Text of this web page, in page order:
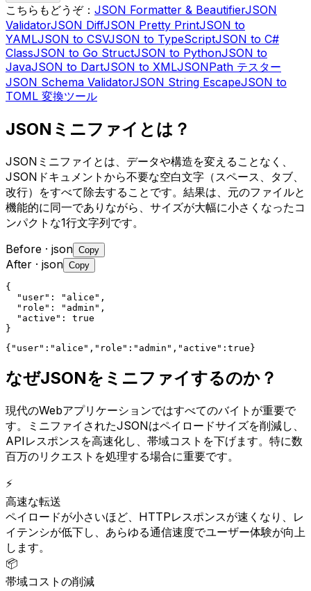
こちらもどうぞ： JSON Formatter & BeautifierJSON
ValidatorJSON DiffJSON Pretty PrintJSON to
YAMLJSON to CSVJSON to TypeScriptJSON to C#
ClassJSON to Go StructJSON to PythonJSON to
JavaJSON to DartJSON to XMLJSONPath テスター
JSON Schema ValidatorJSON String EscapeJSON to
TOML 変換ツール
JSONミニファイとは？
JSONミニファイとは、データや構造を変えることなく、
JSONドキュメントから不要な空白文字（スペース、タブ、
改行）をすべて除去することです。結果は、元のファイルと
機能的に同一でありながら、サイズが大幅に小さくなったコ
ンパクトな1行文字列です。
Before · json Copy
After · json Copy
{
  "user": "alice",
  "role": "admin",
  "active": true
}
{"user":"alice","role":"admin","active":true}
なぜJSONをミニファイするのか？
現代のWebアプリケーションではすべてのバイトが重要で
す。ミニファイされたJSONはペイロードサイズを削減し、
APIレスポンスを高速化し、帯域コストを下げます。特に数
百万のリクエストを処理する場合に重要です。
⚡
高速な転送
ペイロードが小さいほど、HTTPレスポンスが速くなり、レ
イテンシが低下し、あらゆる通信速度でユーザー体験が向上
します。
📦
帯域コストの削減